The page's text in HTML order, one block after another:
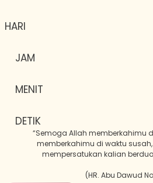
HARI
JAM
MENIT
DETIK
“Semoga Allah memberkahimu
memberkahimu di waktu
mempersatukan kalian
(HR. Abu Dawud